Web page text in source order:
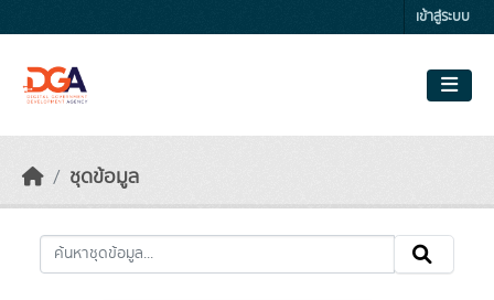
เข้าสู่ระบบ
ชุดข้อมูล